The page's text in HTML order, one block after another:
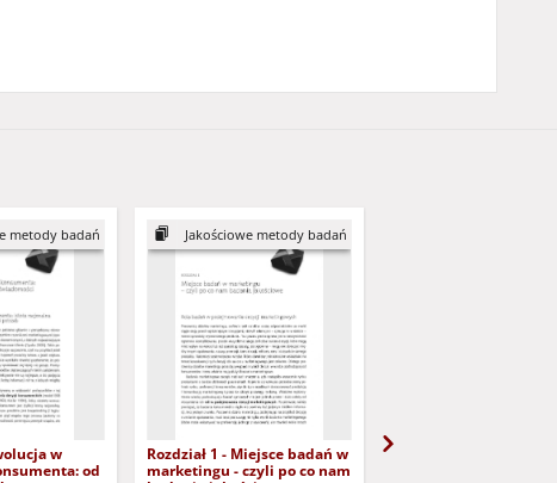
metody badań
w
od
Jakościowe metody badań
Rozdział 1 - Miejsce badań w
marketingu - czyli po co nam